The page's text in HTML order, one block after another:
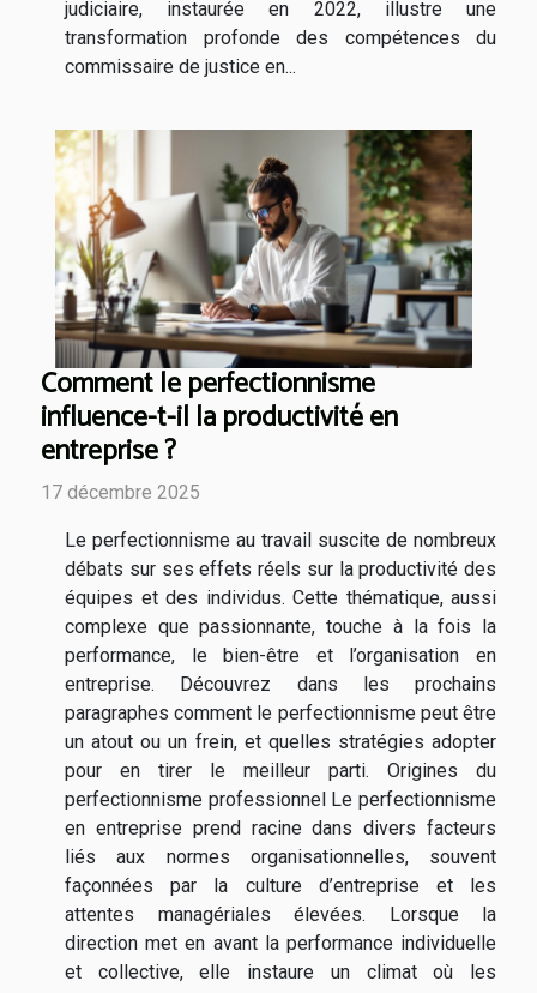
judiciaire, instaurée en 2022, illustre une
transformation profonde des compétences du
commissaire de justice en...
Comment le perfectionnisme
influence-t-il la productivité en
entreprise ?
17 décembre 2025
Le perfectionnisme au travail suscite de nombreux
débats sur ses effets réels sur la productivité des
équipes et des individus. Cette thématique, aussi
complexe que passionnante, touche à la fois la
performance, le bien-être et l’organisation en
entreprise. Découvrez dans les prochains
paragraphes comment le perfectionnisme peut être
un atout ou un frein, et quelles stratégies adopter
pour en tirer le meilleur parti. Origines du
perfectionnisme professionnel Le perfectionnisme
en entreprise prend racine dans divers facteurs
liés aux normes organisationnelles, souvent
façonnées par la culture d’entreprise et les
attentes managériales élevées. Lorsque la
direction met en avant la performance individuelle
et collective, elle instaure un climat où les